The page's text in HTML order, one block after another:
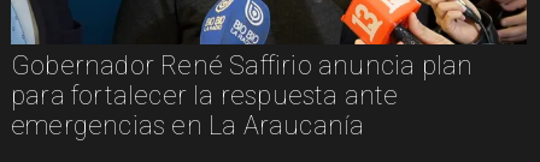
Gobernador René Saffirio anuncia plan
para fortalecer la respuesta ante
emergencias en La Araucanía